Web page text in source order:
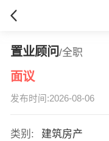
置业顾问/全职
面议
发布时间:2026-08-06
类别:
建筑房产